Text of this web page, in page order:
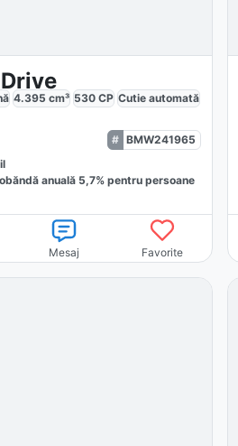
4.395 cm³ 530 CP Cutieautomată
BMW241965
anuală 5,7% pentru persoane
Mesaj Favorite